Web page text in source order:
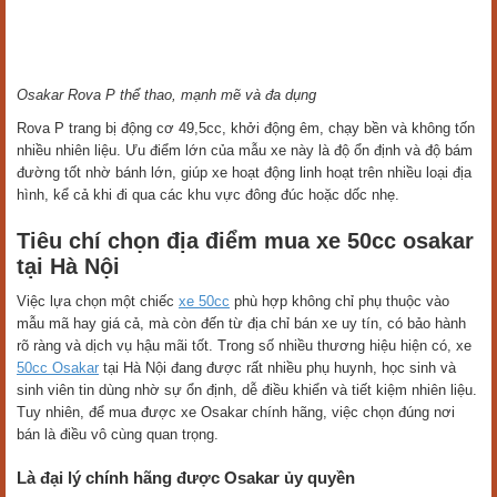
Osakar Rova P thể thao, mạnh mẽ và đa dụng
Rova P trang bị động cơ 49,5cc, khởi động êm, chạy bền và không tốn
nhiều nhiên liệu. Ưu điểm lớn của mẫu xe này là độ ổn định và độ bám
đường tốt nhờ bánh lớn, giúp xe hoạt động linh hoạt trên nhiều loại địa
hình, kể cả khi đi qua các khu vực đông đúc hoặc dốc nhẹ.
Tiêu chí chọn địa điểm mua xe 50cc osakar
tại Hà Nội
Việc lựa chọn một chiếc xe 50cc phù hợp không chỉ phụ thuộc vào
mẫu mã hay giá cả, mà còn đến từ địa chỉ bán xe uy tín, có bảo hành
rõ ràng và dịch vụ hậu mãi tốt. Trong số nhiều thương hiệu hiện có, xe
50cc Osakar tại Hà Nội đang được rất nhiều phụ huynh, học sinh và
sinh viên tin dùng nhờ sự ổn định, dễ điều khiển và tiết kiệm nhiên liệu.
Tuy nhiên, để mua được xe Osakar chính hãng, việc chọn đúng nơi
bán là điều vô cùng quan trọng.
Là đại lý chính hãng được Osakar ủy quyền